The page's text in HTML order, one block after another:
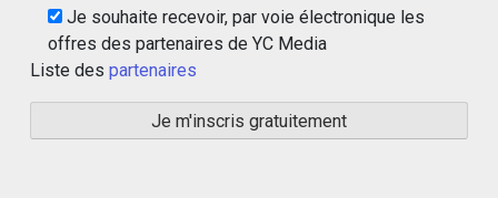
Je souhaite recevoir, par voie électronique les
offres des partenaires de YC Media
Liste des partenaires